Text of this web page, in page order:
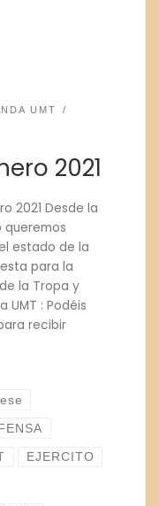
UMT
2021
2021 Desde la
queremos
estado de la
para la
la Tropa y
UMT : Podéis
recibir
EJERCITO